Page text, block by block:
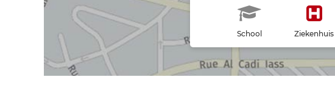
School Ziekenhuis